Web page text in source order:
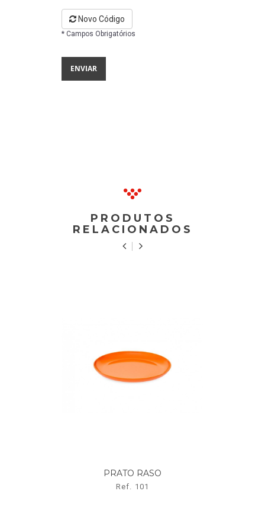
Novo Código
* Campos Obrigatórios
PRODUTOS
RELACIONADOS
PRATO RASO
Ref. 101